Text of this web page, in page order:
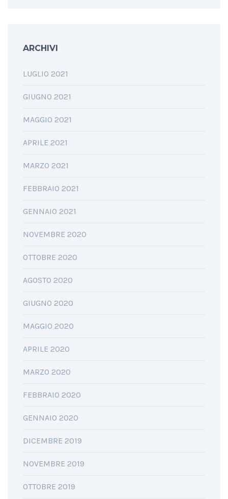
ARCHIVI
LUGLIO 2021
GIUGNO 2021
MAGGIO 2021
APRILE 2021
MARZO 2021
FEBBRAIO 2021
GENNAIO 2021
NOVEMBRE 2020
OTTOBRE 2020
AGOSTO 2020
GIUGNO 2020
MAGGIO 2020
APRILE 2020
MARZO 2020
FEBBRAIO 2020
GENNAIO 2020
DICEMBRE 2019
NOVEMBRE 2019
OTTOBRE 2019